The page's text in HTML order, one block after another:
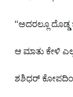
“ಅದರಲ್ಲೂ ದೊಡ್ಡ
ಆ ಮಾತು ಕೇಳಿ
ಶಶಿಧರ್